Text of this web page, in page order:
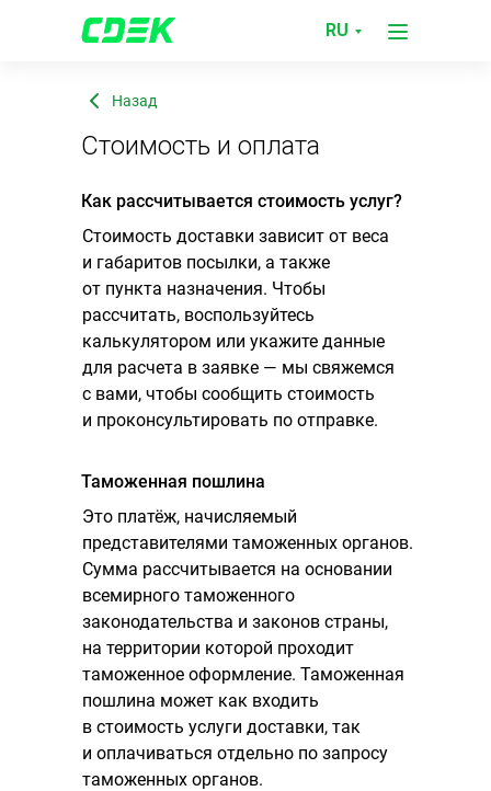
RU
Стоимость и оплата
Как рассчитывается стоимость услуг?
Назад
Стоимость доставки зависит от веса
и габаритов посылки, а также
от пункта назначения. Чтобы
рассчитать, воспользуйтесь
калькулятором или укажите данные
для расчета в заявке — мы свяжемся
с вами, чтобы сообщить стоимость
и проконсультировать по отправке.
Таможенная пошлина
Это платёж, начисляемый
представителями таможенных органов.
Сумма рассчитывается на основании
всемирного таможенного
законодательства и законов страны,
на территории которой проходит
таможенное оформление. Таможенная
пошлина может как входить
в стоимость услуги доставки, так
и оплачиваться отдельно по запросу
таможенных органов.